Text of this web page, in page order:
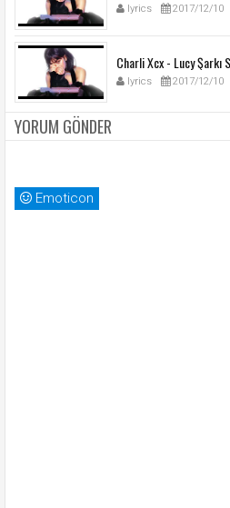
lyrics 2017/12/10
Charli Xcx - Lucy Şarkı
lyrics 2017/12/10
YORUM GÖNDER
Emoticon